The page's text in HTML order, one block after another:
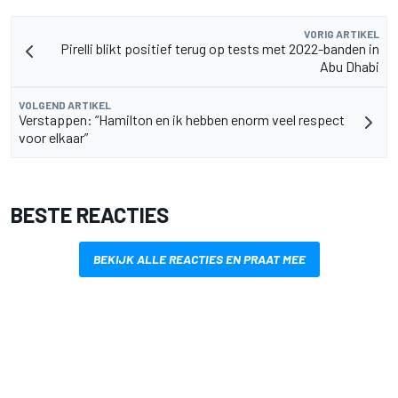
VORIG ARTIKEL
Pirelli blikt positief terug op tests met 2022-banden in
Abu Dhabi
VOLGEND ARTIKEL
Verstappen: “Hamilton en ik hebben enorm veel respect
voor elkaar”
BESTE REACTIES
BEKIJK ALLE REACTIES EN PRAAT MEE